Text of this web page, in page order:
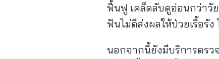
ฟื้นฟู เคล็ดลับดูอ่อนกว่าวั
ฟันไม่ดีส่งผลให้ป่วยเรื้อรั
นอกจากนี้ยังมีบริการตรว